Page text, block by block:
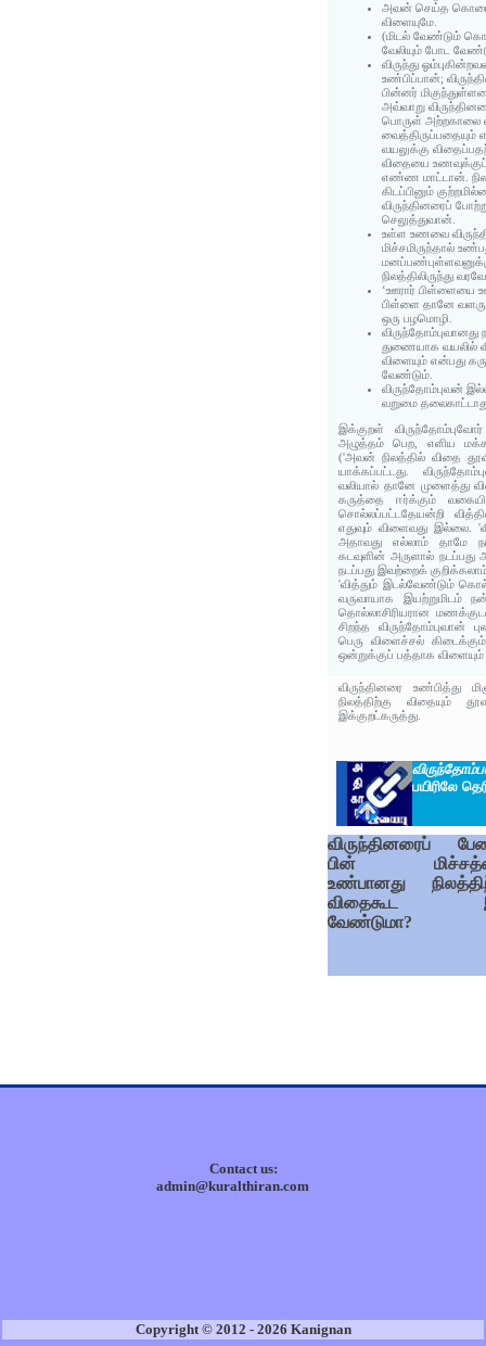
அவன் செய்த
விளையுமே.
(மிடல் வேண்டும்
வேலியும் போட
விருந்து
உண்பிப்பான்;
பின்னர்
அவ்வாறு
பொருள் அற்றகாலை
வைத்திருப்பதையும்
வயலுக்கு
விதையை
எண்ண மாட்டான்.
கிடப்பினும்
விருந்தினரைப்
செலுத்துவான்.
உள்ள உணவை
மிச்சமிருந்தால்
நிலத்திலிருந்து
‘ஊரார் பிள்ளையை
பிள்ளை தானே
ஒரு பழமொழி.
துணையாக வயலில்
விளையும் என்பது
வேண்டும்.
விருந்தோம்புவன்
வறுமை
இக்குறள்
அழுத்தம் பெற, எளிய
('அவன் நிலத்தில் விதை
யாக்கப்பட்டது.
வலியால் தானே முளைத்து
கருத்தை ஈர்க்கும்
சொல்லப்பட்டதேயன்றி
எதுவும் விளைவது இல்லை.
அதாவது எல்லாம் தாமே
கடவுளின் அருளால் நடப்பது
நடப்பது இவற்றைக்
'வித்தும் இடல்வேண்டும்
வருவாயாக இயற்றுமிடம்
தொல்லாசிரியரான
சிறந்த விருந்தோம்புவான்
பெரு விளைச்சல்
ஒன்றுக்குப் பத்தாக
விருந்தினரை
நிலத்திற்கு விதையும்
இக்குறட்கருத்து.
பயிரிலே
விருந்தினரைப்
பின்
உண்பானது
விதைகூட
வேண்டுமா?
Contact us:
admin@kuralthiran.com
Copyright © 2012 - 2026 Kanignan